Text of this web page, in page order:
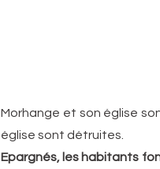
Morhange et son église
église sont détruites.
Epargnés, les habitants